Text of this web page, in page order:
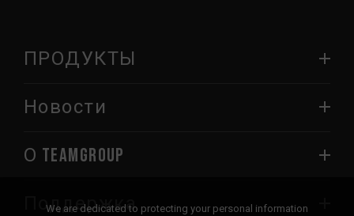
ПРОДУКТЫ
Новости
О TEAMGROUP
Поддержка
We are dedicated to protecting your personal information